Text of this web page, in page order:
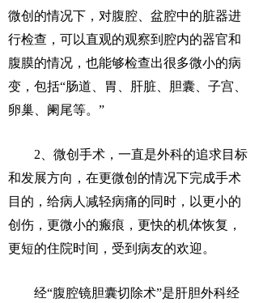
微创的情况下，对腹腔、盆腔中的脏器进
行检查，可以直观的观察到腔内的器官和
腹膜的情况，也能够检查出很多微小的病
变，包括“肠道、胃、肝脏、胆囊、子宫、
卵巢、阑尾等。”
2、微创手术，一直是外科的追求目标
和发展方向，在更微创的情况下完成手术
目的，给病人减轻病痛的同时，以更小的
创伤，更微小的瘢痕，更快的机体恢复，
更短的住院时间，受到病友的欢迎。
经“腹腔镜胆囊切除术”是肝胆外科经